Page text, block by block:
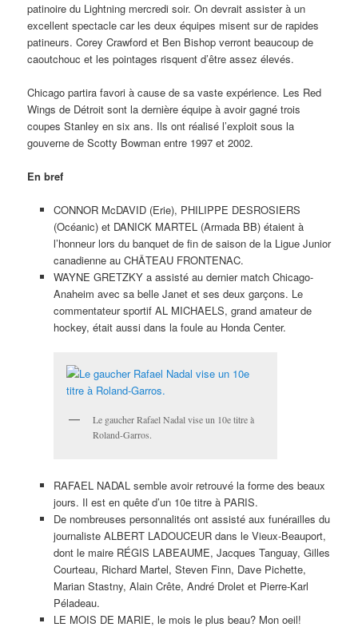
patinoire du Lightning mercredi soir. On devrait assister à un
excellent spectacle car les deux équipes misent sur de rapides
patineurs. Corey Crawford et Ben Bishop verront beaucoup de
caoutchouc et les pointages risquent d’être assez élevés.
Chicago partira favori à cause de sa vaste expérience. Les Red
Wings de Détroit sont la dernière équipe à avoir gagné trois
coupes Stanley en six ans. Ils ont réalisé l’exploit sous la
gouverne de Scotty Bowman entre 1997 et 2002.
En bref
CONNOR McDAVID (Erie), PHILIPPE DESROSIERS
(Océanic) et DANICK MARTEL (Armada BB) étaient à
l’honneur lors du banquet de fin de saison de la Ligue Junior
canadienne au CHÂTEAU FRONTENAC.
WAYNE GRETZKY a assisté au dernier match Chicago-
Anaheim avec sa belle Janet et ses deux garçons. Le
commentateur sportif AL MICHAELS, grand amateur de
hockey, était aussi dans la foule au Honda Center.
Le gaucher Rafael Nadal vise un 10e titre à
Roland-Garros.
RAFAEL NADAL semble avoir retrouvé la forme des beaux
jours. Il est en quête d’un 10e titre à PARIS.
De nombreuses personnalités ont assisté aux funérailles du
journaliste ALBERT LADOUCEUR dans le Vieux-Beauport,
dont le maire RÉGIS LABEAUME, Jacques Tanguay, Gilles
Courteau, Richard Martel, Steven Finn, Dave Pichette,
Marian Stastny, Alain Crête, André Drolet et Pierre-Karl
Péladeau.
LE MOIS DE MARIE, le mois le plus beau? Mon oeil!